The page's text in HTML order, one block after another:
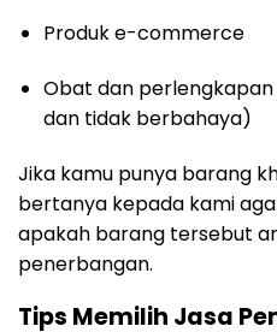
Produk e-commerce
Obat dan
dan tidak berbahaya)
Jika kamu punya barang
bertanya kepada kami
apakah barang tersebut
penerbangan.
Tips Memilih Jasa